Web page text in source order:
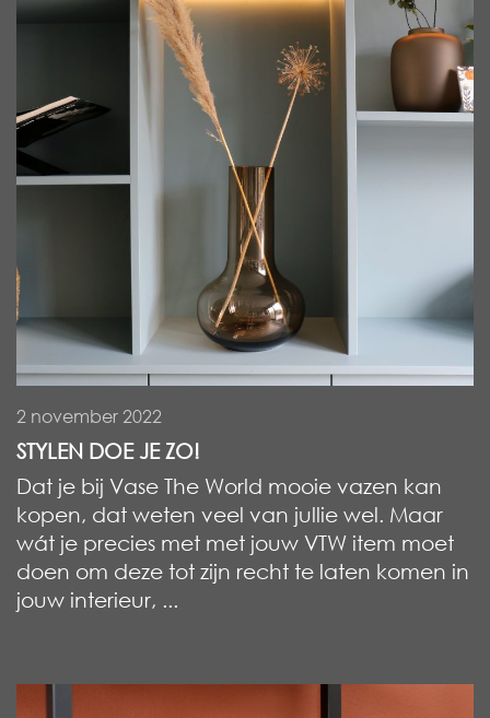
2 november 2022
STYLEN DOE JE ZO!
Dat je bij Vase The World mooie vazen kan
kopen, dat weten veel van jullie wel. Maar
wát je precies met met jouw VTW item moet
doen om deze tot zijn recht te laten komen in
jouw interieur, ...